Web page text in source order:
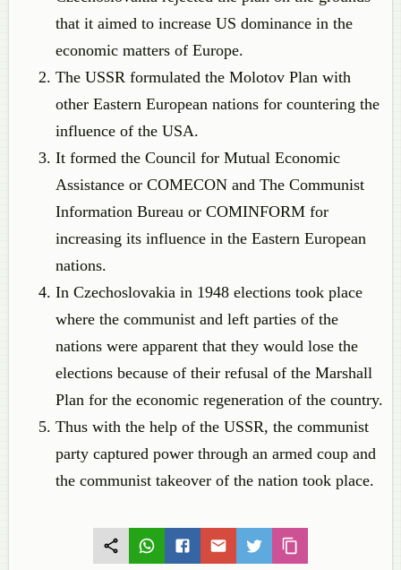
that it aimed to increase US dominance in the
economic matters of Europe.
The USSR formulated the Molotov Plan with
other Eastern European nations for countering the
influence of the USA.
It formed the Council for Mutual Economic
Assistance or COMECON and The Communist
Information Bureau or COMINFORM for
increasing its influence in the Eastern European
nations.
In Czechoslovakia in 1948 elections took place
where the communist and left parties of the
nations were apparent that they would lose the
elections because of their refusal of the Marshall
Plan for the economic regeneration of the country.
Thus with the help of the USSR, the communist
party captured power through an armed coup and
the communist takeover of the nation took place.